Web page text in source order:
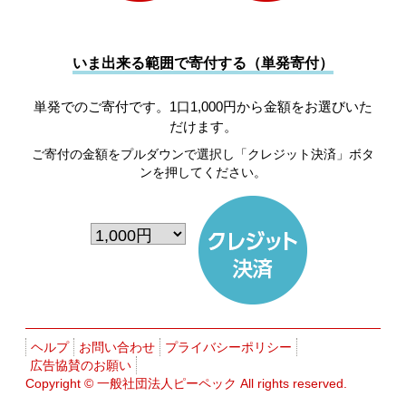
いま出来る範囲で寄付する（単発寄付）
単発でのご寄付です。1口1,000円から金額をお選びいた
だけます。
ご寄付の金額をプルダウンで選択し「クレジット決済」ボタ
ンを押してください。
ヘルプ お問い合わせ
プライバシーポリシー
広告協賛のお願い
Copyright ©一般社団法人ピーペック All rights reserved.